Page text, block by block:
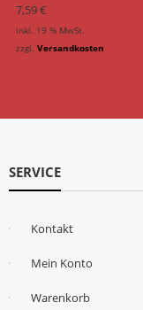
7,59€
inkl. 19 % MwSt.
zzgl. Versandkosten
SERVICE
Kontakt
Mein Konto
Warenkorb